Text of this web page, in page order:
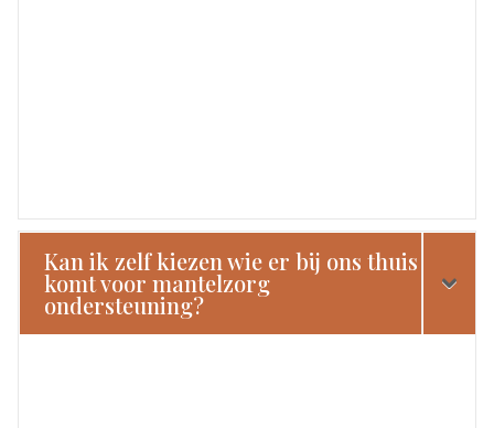
Kan ik zelf kiezen wie er bij ons thuis
komt voor mantelzorg
ondersteuning?